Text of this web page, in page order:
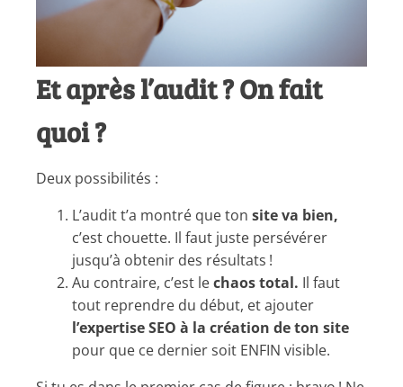
Et après l’audit ? On fait
quoi ?
Deux possibilités :
L’audit t’a montré que ton site va bien,
c’est chouette. Il faut juste persévérer
jusqu’à obtenir des résultats !
Au contraire, c’est lechaos total. Il faut
tout reprendre du début, et ajouter
l’expertise SEO à la création de ton site
pour que ce dernier soit ENFIN visible.